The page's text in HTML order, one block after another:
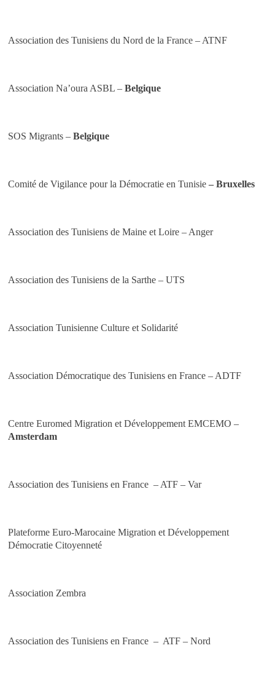
Association des Tunisiens du Nord de la France – ATNF
Association Na’oura ASBL – Belgique
SOS Migrants – Belgique
Comité de Vigilance pour la Démocratie en Tunisie – Bruxelles
Association des Tunisiens de Maine et Loire – Anger
Association des Tunisiens de la Sarthe – UTS
Association Tunisienne Culture et Solidarité
Association Démocratique des Tunisiens en France – ADTF
Centre Euromed Migration et Développement EMCEMO –
Amsterdam
Association des Tunisiens en France – ATF – Var
Plateforme Euro-Marocaine Migration et Développement
Démocratie Citoyenneté
Association Zembra
Association des Tunisiens en France – ATF – Nord